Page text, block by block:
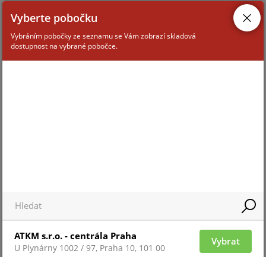
Vyberte pobočku
Vybráním pobočky ze seznamu se Vám zobrazí skladová
dostupnost na vybrané pobočce.
ATKM s.r.o. - centrála Praha
U Plynárny 1002 / 97, Praha 10, 101 00
Vybrat